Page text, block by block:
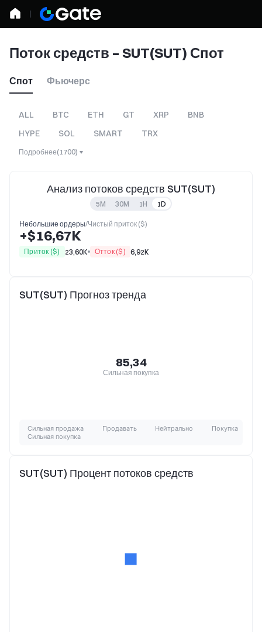
Поток средств – SUT(SUT) Спот
Спот Фьючерс
ALL BTC ETH GT XRP
BNB
HYPE
SOL SMART TRX
Подробнее(1700)
Анализ потоков средств SUT(SUT)
5M 30M 1H 1D
Небольшие ордеры/Чистый приток ($)
+$16,67K
Приток ($) 23,60K Отток ($) 6,92K
SUT(SUT) Прогноз тренда
85,34
Сильная покупка
Сильная продажа Продавать Нейтрально
Покупка
Сильная покупка
SUT(SUT) Процент потоков средств